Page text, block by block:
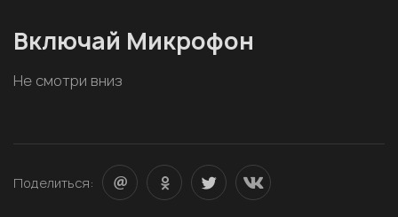
Включай Микрофон
Не смотри вниз
Поделиться: